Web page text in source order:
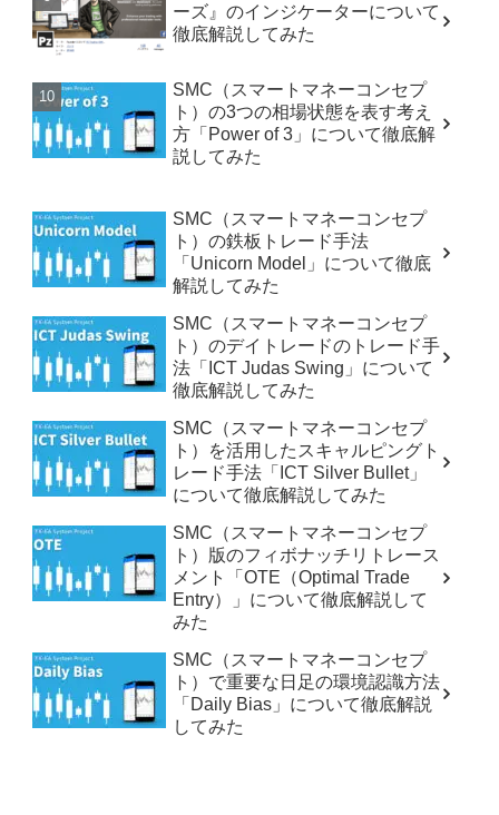
ーズ』のインジケーターについて
徹底解説してみた
SMC（スマートマネーコンセプ
ト）の3つの相場状態を表す考え
方「Power of 3」について徹底解
説してみた
SMC（スマートマネーコンセプ
ト）の鉄板トレード手法
「Unicorn Model」について徹底
解説してみた
SMC（スマートマネーコンセプ
ト）のデイトレードのトレード手
法「ICT Judas Swing」について
徹底解説してみた
SMC（スマートマネーコンセプ
ト）を活用したスキャルピングト
レード手法「ICT Silver Bullet」
について徹底解説してみた
SMC（スマートマネーコンセプ
ト）版のフィボナッチリトレース
メント「OTE（Optimal Trade
Entry）」について徹底解説して
みた
SMC（スマートマネーコンセプ
ト）で重要な日足の環境認識方法
「Daily Bias」について徹底解説
してみた